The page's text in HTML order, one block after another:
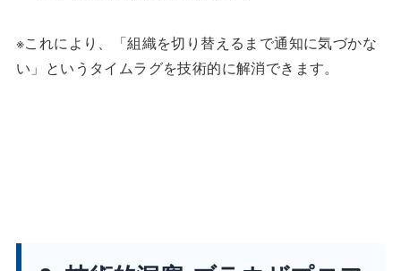
※これにより、「組織を切り替えるまで通知に気づかな
い」というタイムラグを技術的に解消できます。